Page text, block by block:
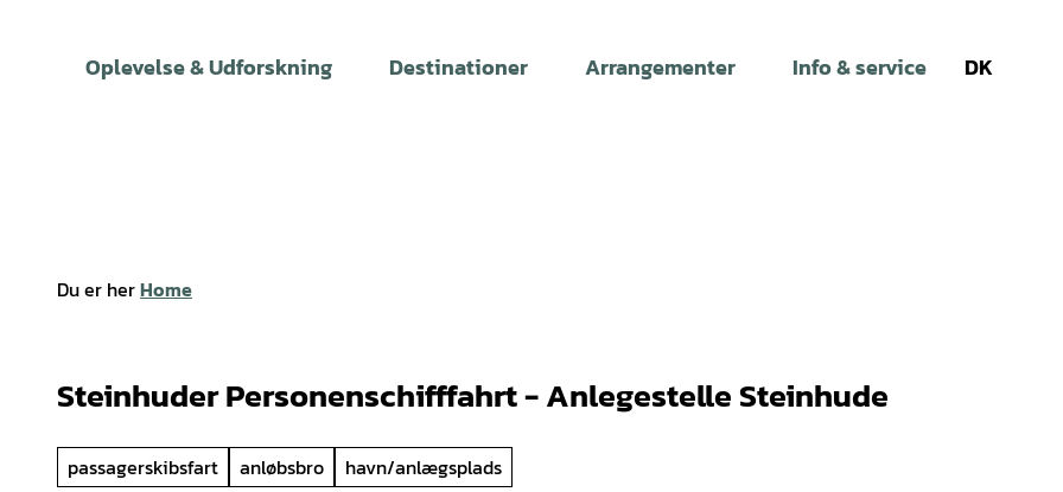
Oplevelse & Udforskning Destinationer Arrangementer Info & service DK
Du er herHome
Steinhuder Personenschifffahrt - Anlegestelle Steinhude
passagerskibsfart anløbsbro havn/anlægsplads